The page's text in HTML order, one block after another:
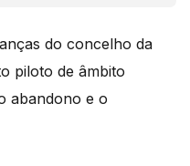
do concelho da
piloto de âmbito
abandono e o